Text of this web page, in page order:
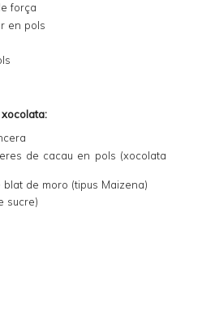
força
en pols
de cacau en pols (xocolata
de moro (tipus Maizena)
sucre)